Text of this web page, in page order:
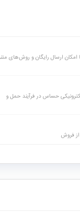
امکان ارسال رایگان و روش‌های
حساس در فرآیند حمل و
فروش